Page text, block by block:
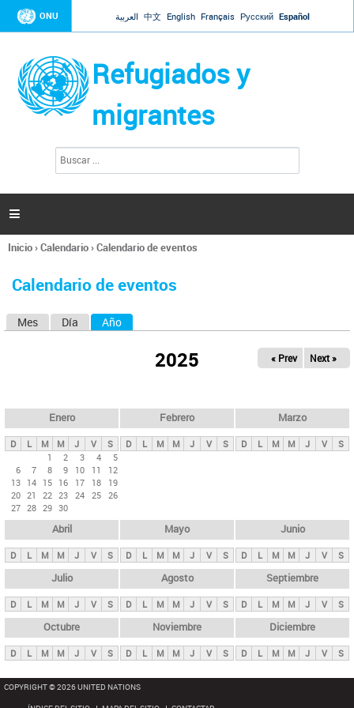
Jump to navigation
ONU العربية 中文 English Français Русский Español
Refugiados y
migrantes
l
d
s

Se
usted
Inicio›Calendario›Calendario de eventos
Calendario de eventos
s
p
n
i
p
a
l
s
Mes Día Año
2025 « Prev Next »
Enero
D L M M J V
S
1
2 3 4
5
6
7 8 9 10 11
12
13 14 15 16 17 18
19
20 21 22 23 24 25 26
27 28 29 30
Febrero
D L M M J V S
Marzo
D L M M J V S
Abril
D L M M J V S
Mayo
D L M M J V S
Junio
D L M M J V S
Julio
D L M M J V S
Agosto
D L M M J V S
Septiembre
D L M M J V S
Octubre
D L M M J V S
Noviembre
D L M M J V S
Diciembre
D L M M J V S
COPYRIGHT © 2026 UNITED NATIONS